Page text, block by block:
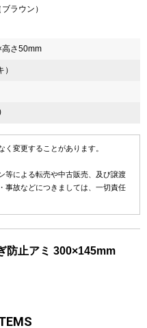
ラウン）
さ50mm
変更することがあります。
等による転売や中古販売、及び譲渡
事故などにつきましては、一切責任
防止アミ 300×145mm